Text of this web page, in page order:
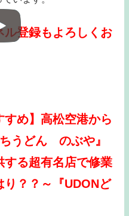
ル登録もよろしくお
すめ】高松空港から
うどん のぶや』
する超有名店で修業
り？？～『UDONど